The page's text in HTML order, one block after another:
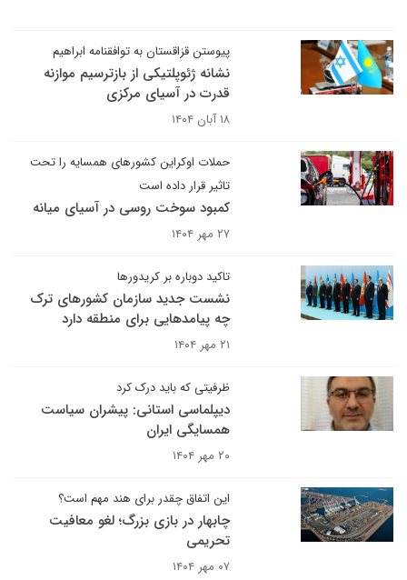
پیوستن قزاقستان به توافقنامه‌ ابراهیم
نشانه ژئوپلتیکی از بازترسیم موازنه
قدرت در آسیای مرکزی
۱۸ آبان ۱۴۰۴
حملات اوکراین کشورهای همسایه را تحت
تاثیر قرار داده است
کمبود سوخت روسی در آسیای میانه
۲۷ مهر ۱۴۰۴
تاکید دوباره بر کریدورها
نشست جدید سازمان کشورهای ترک
چه پیامدهایی برای منطقه دارد
۲۱ مهر ۱۴۰۴
ظرفیتی که باید درک کرد
دیپلماسی استانی: پیشران سیاست
همسایگی ایران
۲۰ مهر ۱۴۰۴
این اتفاق چقدر برای هند مهم است؟
چابهار در بازی بزرگ؛ لغو معافیت
تحریمی
۰۷ مهر ۱۴۰۴